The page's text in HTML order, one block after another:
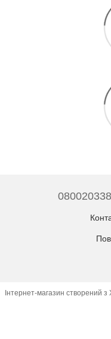
Інтернет-магазин створений